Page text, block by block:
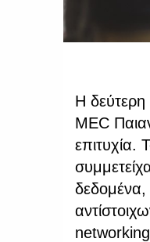
Η
MEC
επιτυχία.
δεδομένα,